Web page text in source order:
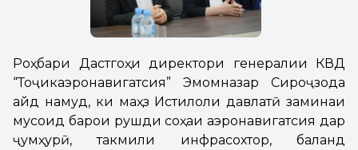
Роҳбари Дастгоҳи директори генералии КВД
“Тоҷикаэронавигатсия” Эмомназар Сироҷзода
қайд намуд, ки маҳз Истиқлоли давлатӣ заминаи
мусоид барои рушди соҳаи аэронавигатсия дар
ҷумҳурӣ, такмили инфрасохтор, баланд